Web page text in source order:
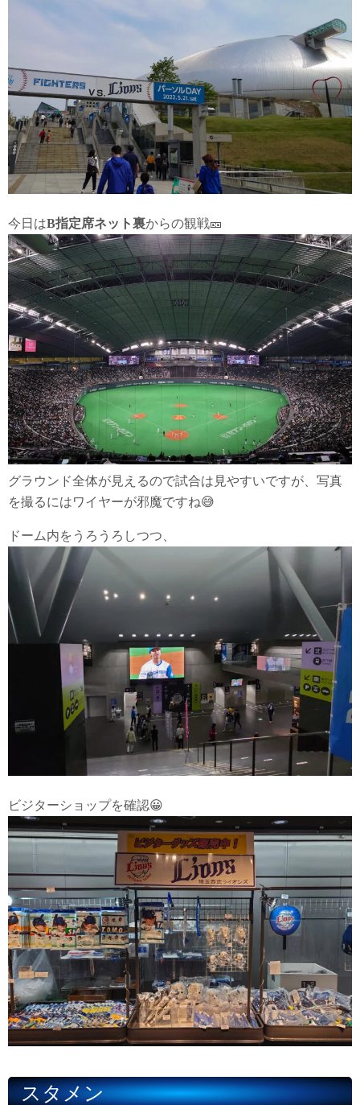
今日はB指定席ネット裏からの観戦🎫
グラウンド全体が見えるので試合は見やすいですが、写真
を撮るにはワイヤーが邪魔ですね😅
ドーム内をうろうろしつつ、
ビジターショップを確認😀
スタメン